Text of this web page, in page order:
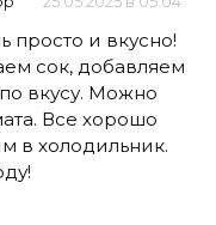
просто и вкусно!
сок, добавляем
вкусу. Можно
Все хорошо
в холодильник.